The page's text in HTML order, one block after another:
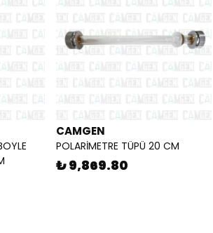
CAMGEN
POLARİMETRE TÜPÜ 20 CM
₺ 9,869.80